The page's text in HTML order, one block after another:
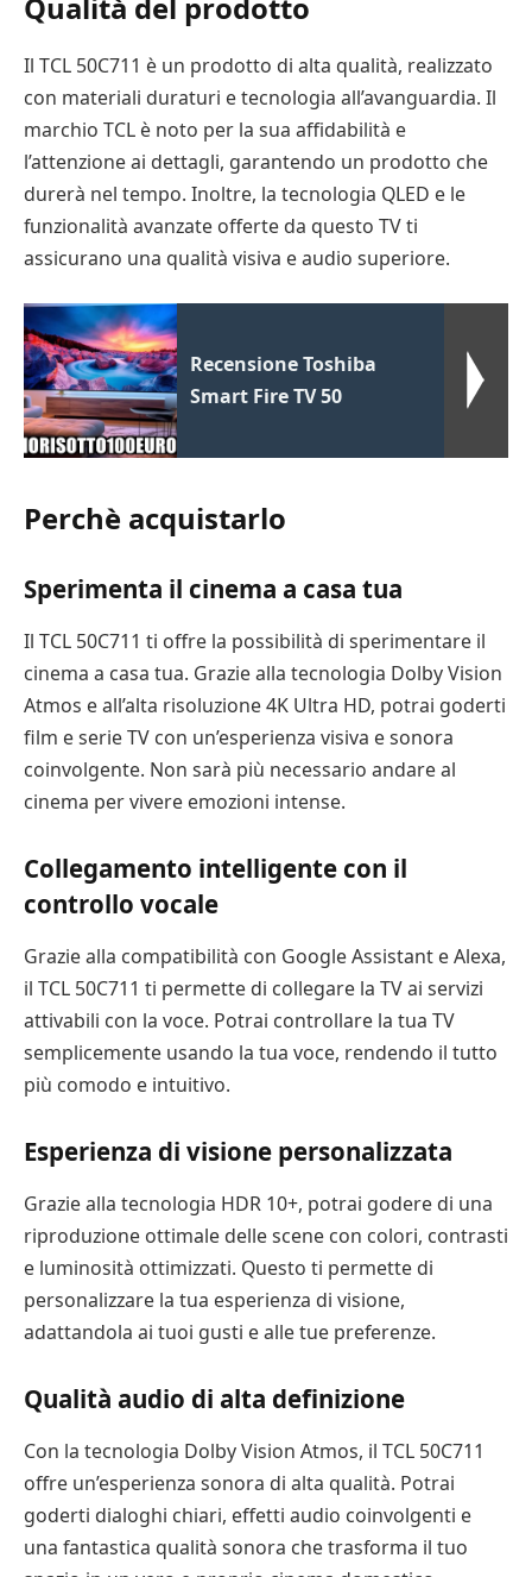
Il TCL 50C711 è un prodotto di alta qualità, realizzato
con materiali duraturi e tecnologia all’avanguardia. Il
marchio TCL è noto per la sua affidabilità e
l’attenzione ai dettagli, garantendo un prodotto che
durerà nel tempo. Inoltre, la tecnologia QLED e le
funzionalità avanzate offerte da questo TV ti
assicurano una qualità visiva e audio superiore.
Recensione Toshiba
Smart Fire TV 50
Perchè acquistarlo
Sperimenta il cinema a casa tua
Il TCL 50C711 ti offre la possibilità di sperimentare il
cinema a casa tua. Grazie alla tecnologia Dolby Vision
Atmos e all’alta risoluzione 4K Ultra HD, potrai goderti
film e serie TV con un’esperienza visiva e sonora
coinvolgente. Non sarà più necessario andare al
cinema per vivere emozioni intense.
Collegamento intelligente con il
controllo vocale
Grazie alla compatibilità con Google Assistant e Alexa,
il TCL 50C711 ti permette di collegare la TV ai servizi
attivabili con la voce. Potrai controllare la tua TV
semplicemente usando la tua voce, rendendo il tutto
più comodo e intuitivo.
Esperienza di visione personalizzata
Grazie alla tecnologia HDR 10+, potrai godere di una
riproduzione ottimale delle scene con colori, contrasti
e luminosità ottimizzati. Questo ti permette di
personalizzare la tua esperienza di visione,
adattandola ai tuoi gusti e alle tue preferenze.
Qualità audio di alta definizione
Con la tecnologia Dolby Vision Atmos, il TCL 50C711
offre un’esperienza sonora di alta qualità. Potrai
goderti dialoghi chiari, effetti audio coinvolgenti e
una fantastica qualità sonora che trasforma il tuo